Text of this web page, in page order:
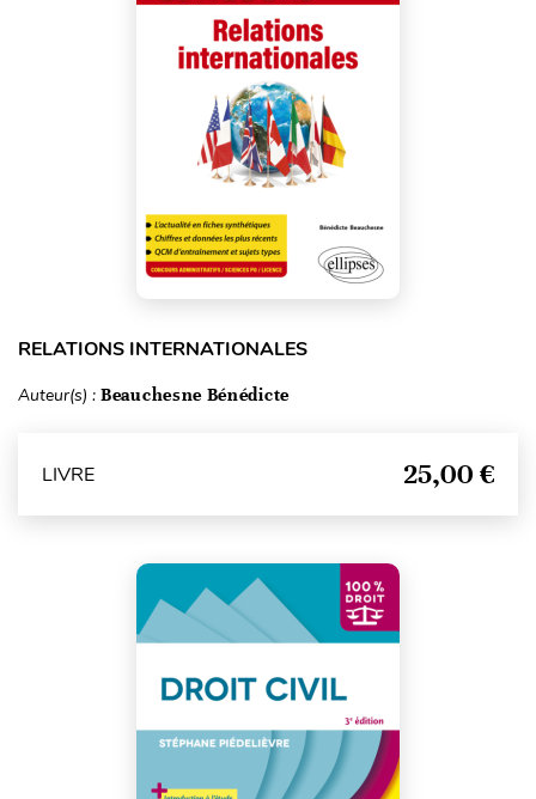
RELATIONS INTERNATIONALES
Auteur(s) : Beauchesne Bénédicte
LIVRE 25,00 €